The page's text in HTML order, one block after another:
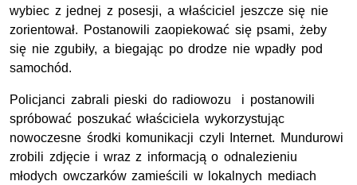
wybiec z jednej z posesji, a właściciel jeszcze się nie
zorientował. Postanowili zaopiekować się psami, żeby
się nie zgubiły, a biegając po drodze nie wpadły pod
samochód.
Policjanci zabrali pieski do radiowozu i postanowili
spróbować poszukać właściciela wykorzystując
nowoczesne środki komunikacji czyli Internet. Mundurowi
zrobili zdjęcie i wraz z informacją o odnalezieniu
młodych owczarków zamieścili w lokalnych mediach